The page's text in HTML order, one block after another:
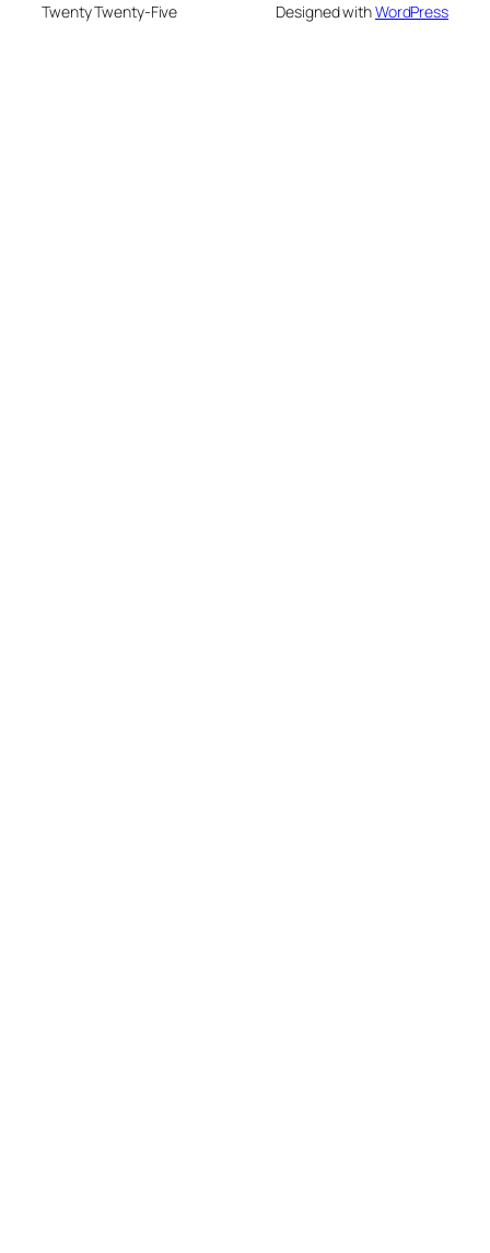
Twenty Twenty-Five Designed withWordPress